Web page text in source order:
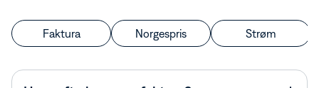
Faktura Norgespris Strøm